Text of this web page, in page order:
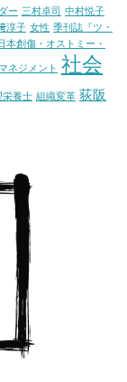
ー 三村卓司 中村悦子
淳子 女性 季刊誌『ツ・
本創傷・オストミー・
ネジメント 社会
栄養士 組織変革 荻阪